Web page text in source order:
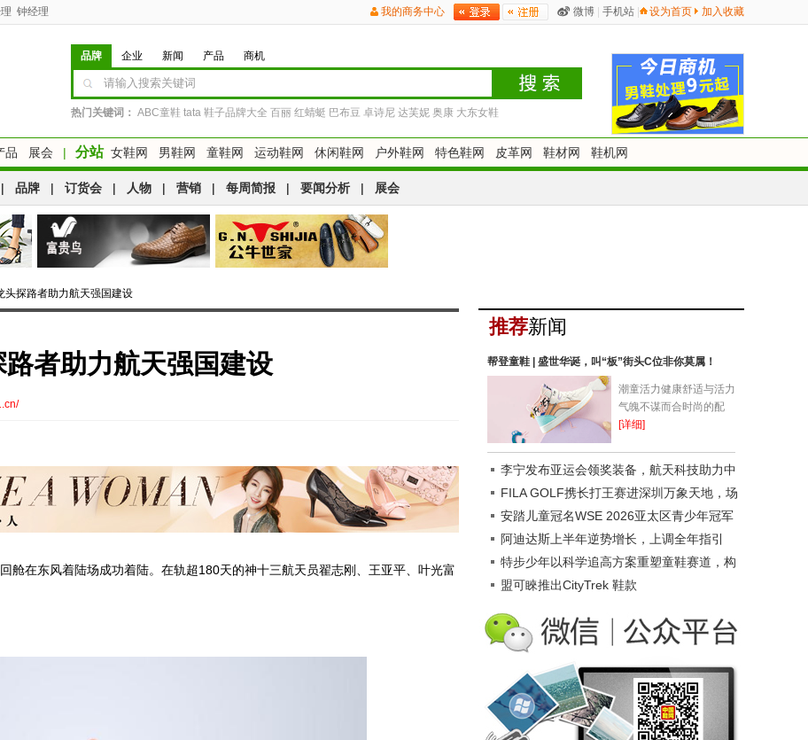
设为首页 加入收藏
手机站
微博
我的商务中心
钟经理
品牌 企业 新闻 产品 商机
热门关键词： ABC童鞋 tata 鞋子品牌大全 百丽 红蜻蜓 巴布豆 卓诗尼 达芙妮 奥康 大东女鞋
品 展会 | 分站 女鞋网 男鞋网 童鞋网 运动鞋网 休闲鞋网 户外鞋网 特色鞋网 皮革网 鞋材网 鞋机网
| 品牌 | 订货会 | 人物 | 营销 | 每周简报 | 要闻分析 | 展会
头探路者助力航天强国建设
者助力航天强国建设
舱在东风着陆场成功着陆。在轨超180天的神十三航天员翟志刚、王亚平、叶光富
推荐新闻
帮登童鞋 | 盛世华诞，叫“板”街头C位非你莫属！
潮童活力健康舒适与活力
气魄不谋而合时尚的配
色，充满探索乐趣一年一
游路线的准备...
[详细]
李宁发布亚运会领奖装备，航天科技助力中
国代表团
FILA GOLF携长打王赛进深圳万象天地，场
景破圈新玩法
安踏儿童冠名WSE 2026亚太区青少年冠军
赛
阿迪达斯上半年逆势增长，上调全年指引
特步少年以科学追高方案重塑童鞋赛道，构
建成长系统生态
盟可睞推出CityTrek 鞋款